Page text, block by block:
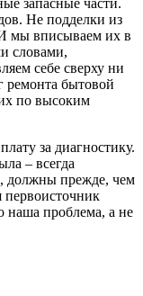
запасные части.
Не подделки из
мы вписываем их в
словами,
себе сверху ни
ремонта бытовой
по высоким
за диагностику.
– всегда
должны прежде, чем
первоисточник
наша проблема, а не